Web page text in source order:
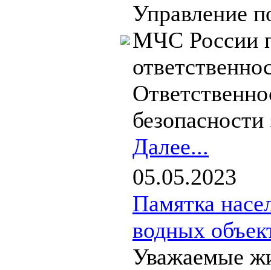
Управление
МЧС России
Далее...
05.05.2023
Памятка
водных
Уважаемые